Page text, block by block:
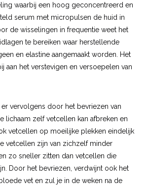
waarbij een hoog geconcentreerd en
serum met micropulsen de huid in
de wisselingen in frequentie weet het
te bereiken waar herstellende
en elastine aangemaakt worden. Het
aan het verstevigen en versoepelen van
vervolgens door het bevriezen van
lichaam zelf vetcellen kan afbreken en
vetcellen op moeilijke plekken eindelijk
vetcellen zijn van zichzelf minder
zo sneller zitten dan vetcellen die
Door het bevriezen, verdwijnt ook het
vet en zul je in de weken na de